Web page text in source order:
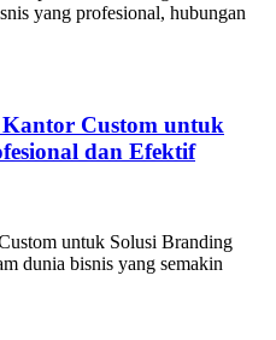
yang profesional, hubungan
Kantor Custom untuk
dan Efektif
untuk Solusi Branding
dunia bisnis yang semakin